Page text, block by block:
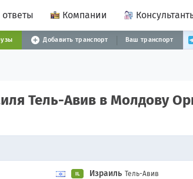
Компании
Добавить транспорт Ваш транспорт
Тель-Авив в Молдову
IL Израиль Тель-Авив